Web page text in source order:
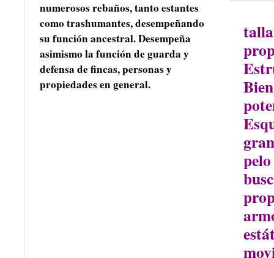
numerosos rebaños, tanto estantes
como trashumantes, desempeñando
su función ancestral. Desempeña
asimismo la función de guarda y
defensa de fincas, personas y
propiedades en general.